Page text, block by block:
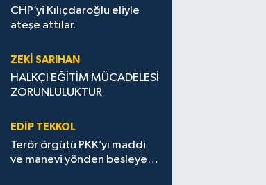
CHP’yi Kılıçdaroğlu eliyle
ateşe attılar.
ZEKI SARIHAN
HALKÇI EĞİTİM MÜCADELESİ
ZORUNLULUKTUR
EDIP TEKKOL
Terör örgütü PKK’yı maddi
ve manevi yönden besleyen